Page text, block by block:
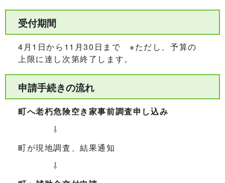
受付期間
4月1日から11月30日まで ※ただし、予算の
上限に達し次第終了します。
申請手続きの流れ
町へ老朽危険空き家事前調査申し込み
⇩
町が現地調査、結果通知
⇩